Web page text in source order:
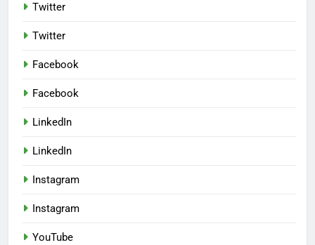
Twitter
Twitter
Facebook
Facebook
LinkedIn
LinkedIn
Instagram
Instagram
YouTube